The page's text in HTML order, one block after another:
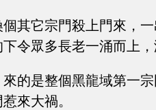
個其它宗門殺上門來，
令眾多長老一涌而上
來的是整個黑龍域第一
來大禍。